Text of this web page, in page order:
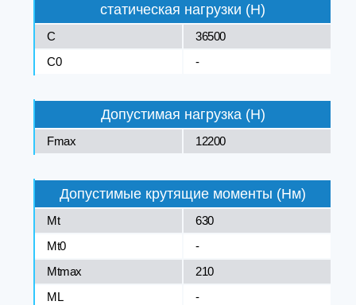
статическая нагрузки (Н)
C
36500
C0
-
Допустимая нагрузка (Н)
Fmax 12200
Допустимые крутящие моменты (Нм)
Mt
630
Mt0
-
Mtmax
210
ML
-